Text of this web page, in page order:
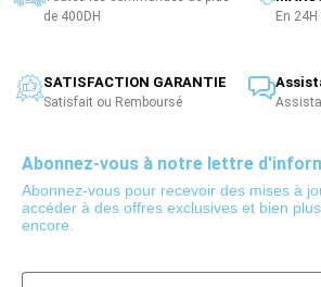
de 400DH
En 24H
SATISFACTION GARANTIE
Satisfait ou Remboursé
Abonnez-vous à notre lettre
Abonnez-vous pour recevoir des mises à
accéder à des offres exclusives et bien plus
encore.